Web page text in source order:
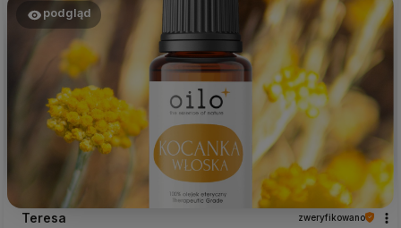
podgląd
Teresa zweryfikowano